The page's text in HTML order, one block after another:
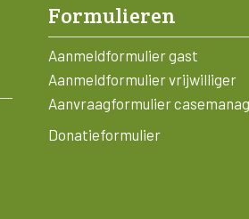
Formulieren
Aanmeldformulier gast
Aanmeldformulier vrijwilliger
Aanvraagformulier
Donatieformulier